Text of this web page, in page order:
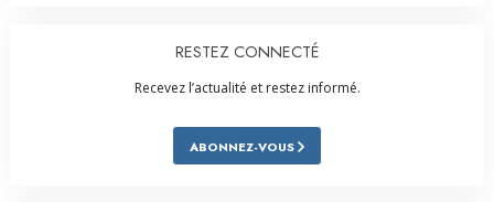
RESTEZ CONNECTÉ
Recevez l’actualité et restez informé.
ABONNEZ-VOUS